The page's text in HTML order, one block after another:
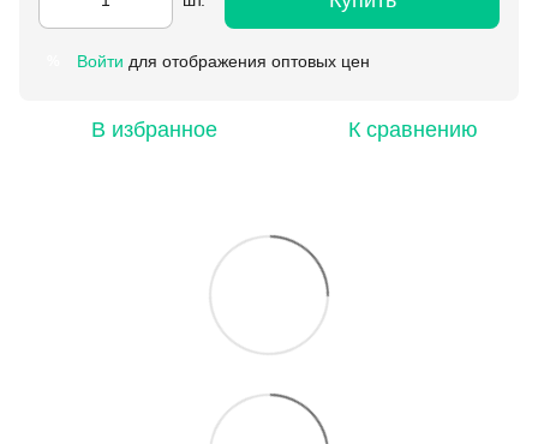
Войти для отображения оптовых цен
В избранное К сравнению